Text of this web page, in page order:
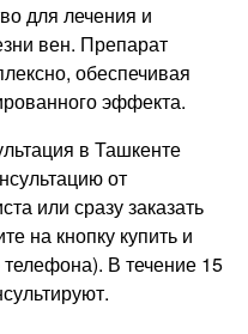
для лечения и
вен. Препарат
обеспечивая
эффекта.
в Ташкенте
от
или сразу заказать
на кнопку купить и
В течение 15